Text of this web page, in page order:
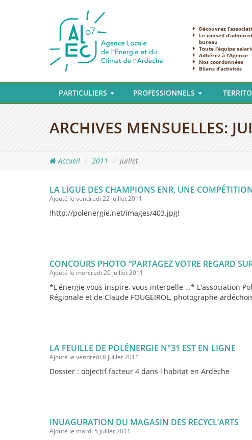
Découvrez
Le conseil
bureau
Toute l’équipe
Adhérez à l’Agence
Nos coordonnées
Bilans d’activités
PARTICULIERS PROFESSIONNELS
ARCHIVES MENSUELLES:
Accueil 2011 juillet
LA LIGUE DES CHAMPIONS ENR, UNE
Ajouté le vendredi 22 juillet 2011
!http://polenergie.net/images/403.jpg!
CONCOURS PHOTO “PARTAGEZ VOTRE REGARD
Ajouté le mercredi 20 juillet 2011
*L'énergie vous inspire, vous interpelle …* L'association
Régionale et de Claude FOUGEIROL, photographe
LA FEUILLE DE POLÉNERGIE N°31 EST EN LIGNE
Ajouté le vendredi 8 juillet 2011
Dossier : objectif facteur 4 dans l'habitat en Ardèche
INUAGURATION DU MAGASIN DES RECYCL’ARTS
Ajouté le mardi 5 juillet 2011